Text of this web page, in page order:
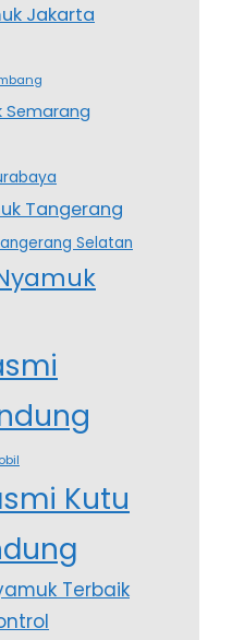
Jakarta
Semarang
Tangerang
Selatan
Kutu
Terbaik